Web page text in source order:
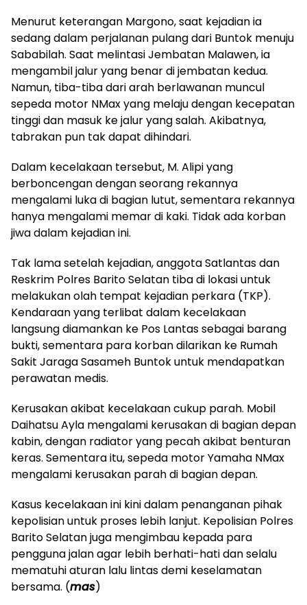
Menurut keterangan Margono, saat kejadian ia
sedang dalam perjalanan pulang dari Buntok menuju
Sababilah. Saat melintasi Jembatan Malawen, ia
mengambil jalur yang benar di jembatan kedua.
Namun, tiba-tiba dari arah berlawanan muncul
sepeda motor NMax yang melaju dengan kecepatan
tinggi dan masuk ke jalur yang salah. Akibatnya,
tabrakan pun tak dapat dihindari.
Dalam kecelakaan tersebut, M. Alipi yang
berboncengan dengan seorang rekannya
mengalami luka di bagian lutut, sementara rekannya
hanya mengalami memar di kaki. Tidak ada korban
jiwa dalam kejadian ini.
Tak lama setelah kejadian, anggota Satlantas dan
Reskrim Polres Barito Selatan tiba di lokasi untuk
melakukan olah tempat kejadian perkara (TKP).
Kendaraan yang terlibat dalam kecelakaan
langsung diamankan ke Pos Lantas sebagai barang
bukti, sementara para korban dilarikan ke Rumah
Sakit Jaraga Sasameh Buntok untuk mendapatkan
perawatan medis.
Kerusakan akibat kecelakaan cukup parah. Mobil
Daihatsu Ayla mengalami kerusakan di bagian depan
kabin, dengan radiator yang pecah akibat benturan
keras. Sementara itu, sepeda motor Yamaha NMax
mengalami kerusakan parah di bagian depan.
Kasus kecelakaan ini kini dalam penanganan pihak
kepolisian untuk proses lebih lanjut. Kepolisian Polres
Barito Selatan juga mengimbau kepada para
pengguna jalan agar lebih berhati-hati dan selalu
mematuhi aturan lalu lintas demi keselamatan
bersama. (mas)